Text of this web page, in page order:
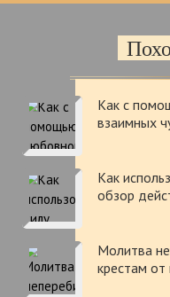
Как с
взаимных
Как
обзор
Молитва
крестам от